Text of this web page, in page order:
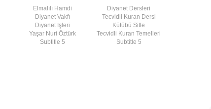
Elmalılı Hamdi
Diyanet Vakfı
Diyanet İşleri
Yaşar Nuri Öztürk
Subtitle 5
Diyanet Dersleri
Tecvidli Kuran Dersi
Kütübü Sitte
Tecvidli Kuran Temelleri
Subtitle 5